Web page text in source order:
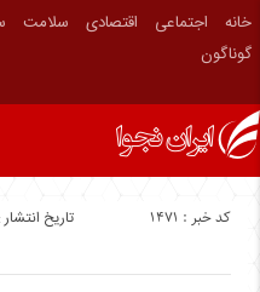
خانه اجتماعی اقتصادی سلامت
گوناگون
تاریخ انتشار : یکشنبه 5 کد خبر : 1471